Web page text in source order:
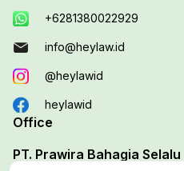
+6281380022929
info@heylaw.id
@heylawid
heylawid
Office
PT. Prawira Bahagia Selalu